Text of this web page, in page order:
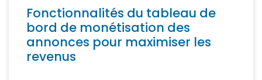
Fonctionnalités du tableau de
bord de monétisation des
annonces pour maximiser les
revenus